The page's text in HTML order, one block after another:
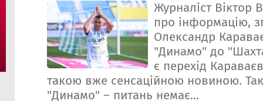
Журналіст Віктор
про інформацію,
Олександр
"Динамо" до
є перехід
такою вже сенсаційною новиною.
"Динамо" – питань немає...